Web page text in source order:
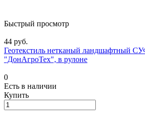
Быстрый просмотр
44 руб.
Геотекстиль нетканый ландшафтный
"ДонАгроТех", в рулоне
0
Есть в наличии
Купить